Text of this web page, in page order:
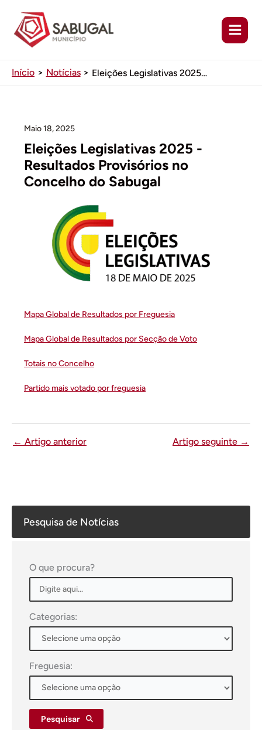
conteúdo
Início Notícias Eleições Legislativas 2025 – Resultados Provisórios no Concelho do Sabugal
Pesquisa de Notícias
O que procura?
Categorias:
Freguesia:
Pesquisar
Maio 18, 2025
Eleições Legislativas 2025 -
Resultados Provisórios no
Concelho do Sabugal
Mapa Global de Resultados por Freguesia
Mapa Global de Resultados por Secção de Voto
Totais no Concelho
Partido mais votado por freguesia
← Artigo anterior Artigo seguinte →